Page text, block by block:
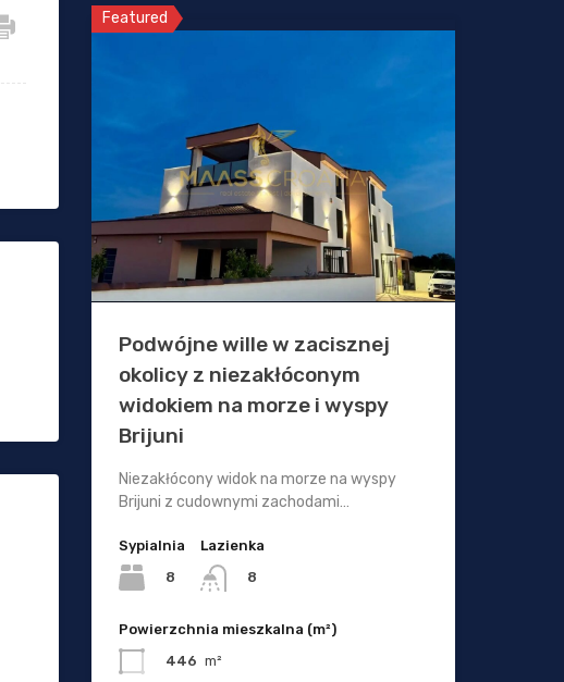
Featured
Podwójne wille w zacisznej
okolicy z niezakłóconym
widokiem na morze i wyspy
Brijuni
Niezakłócony widok na morze na wyspy
Brijuni z cudownymi zachodami…
Sypialnia
8
Lazienka
8
Powierzchnia mieszkalna (m²)
446 m²